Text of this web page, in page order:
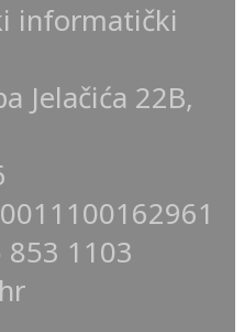
informatički
Jelačića 22B,
853 1103